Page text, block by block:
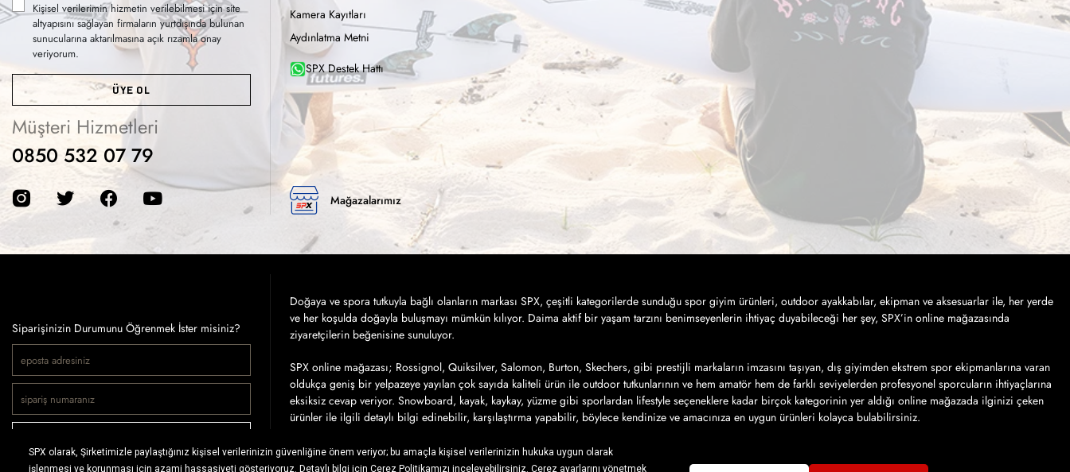
Kişisel verilerimin hizmetin verilebilmesi için site
altyapısını sağlayan firmaların yurtdışında bulunan
sunucularına aktarılmasına açık rızamla onay
veriyorum.
ÜYE OL
Müşteri Hizmetleri
0850 532 07 79
Kamera Kayıtları
Aydınlatma Metni
SPX Destek Hattı
Mağazalarımız
Siparişinizin Durumunu Öğrenmek İster misiniz?
Doğaya ve spora tutkuyla bağlı olanların markası SPX, çeşitli kategorilerde sunduğu spor giyim ürünleri, outdoor ayakkabılar, ekipman ve aksesuarlar ile, her yerde
ve her koşulda doğayla buluşmayı mümkün kılıyor. Daima aktif bir yaşam tarzını benimseyenlerin ihtiyaç duyabileceği her şey, SPX’in online mağazasında
ziyaretçilerin beğenisine sunuluyor.
SPX online mağazası; Rossignol, Quiksilver, Salomon, Burton, Skechers, gibi prestijli markaların imzasını taşıyan, dış giyimden ekstrem spor ekipmanlarına varan
oldukça geniş bir yelpazeye yayılan çok sayıda kaliteli ürün ile outdoor tutkunlarının ve hem amatör hem de farklı seviyelerden profesyonel sporcuların ihtiyaçlarına
eksiksiz cevap veriyor. Snowboard, kayak, kaykay, yüzme gibi sporlardan lifestyle seçeneklere kadar birçok kategorinin yer aldığı online mağazada ilginizi çeken
ürünler ile ilgili detaylı bilgi edinebilir, karşılaştırma yapabilir, böylece kendinize ve amacınıza en uygun ürünleri kolayca bulabilirsiniz.
Tercih ettiğiniz ürünlere sahip olmak için yapmanız gereken tek şey ise, SPX’in online alışveriş kolaylığından yararlanarak sipariş vermek… SPX sayfalarında, farklı
ödeme koşulları ile 7/24 hızlı ve güvenli online alışveriş yapabilir, satın aldığınız ürünlerin dilediğiniz adrese teslim edilmesini sağlayabilirsiniz. Online mağazanın